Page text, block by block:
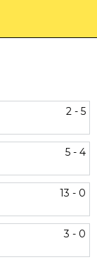
2 - 5
5 - 4
13 - 0
3 - 0